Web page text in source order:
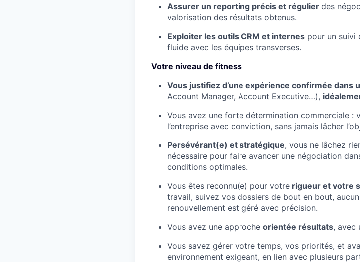
Assurer un reporting précis et régulier des
valorisation des résultats obtenus.
Exploiter les outils CRM et internes pour un suivi
fluide avec les équipes transverses.
Votre niveau de fitness
Vous justifiez d’une expérience confirmée dans
Account Manager, Account Executive…),
Vous avez une forte détermination commerciale :
l’entreprise avec conviction, sans jamais lâcher
Persévérant(e) et stratégique, vous ne lâchez
nécessaire pour faire avancer une négociation
conditions optimales.
Vous êtes reconnu(e) pour votre rigueur et votre
travail, suivez vos dossiers de bout en bout,
renouvellement est géré avec précision.
Vous avez une approche orientée résultats, avec
Vous savez gérer votre temps, vos priorités, et
environnement exigeant, en lien avec plusieurs